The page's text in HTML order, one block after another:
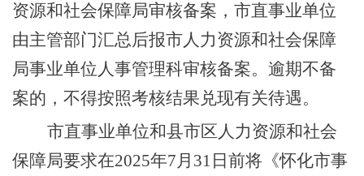
资源和社会保障局审核备案，市直事业单位
由主管部门汇总后报市人力资源和社会保障
局事业单位人事管理科审核备案。逾期不备
案的，不得按照考核结果兑现有关待遇。
市直事业单位和县市区人力资源和社会
保障局要求在2025年7月 31 日前将《怀化市事